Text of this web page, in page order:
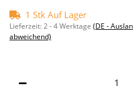
1 Stk Auf Lager
Lieferzeit:2 - 4 Werktage (DE -
abweichend)